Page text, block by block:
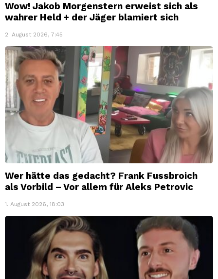
Wow! Jakob Morgenstern erweist sich als
wahrer Held + der Jäger blamiert sich
2. August 2026, 7:45
Wer hätte das gedacht? Frank Fussbroich
als Vorbild – Vor allem für Aleks Petrovic
1. August 2026, 18:03